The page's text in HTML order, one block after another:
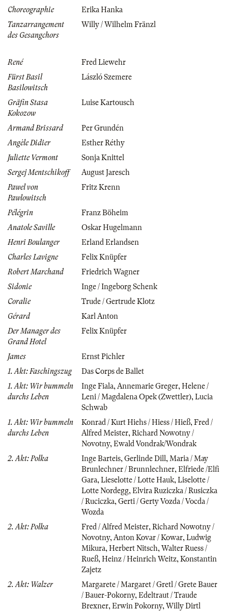
Choreographie
Erika Hanka
Tanzarrangement
des Gesangchors
Willy / Wilhelm Fränzl
René
Fred Liewehr
Fürst Basil
Basilowitsch
László Szemere
Gräfin Stasa
Kokozow
Luise Kartousch
Armand Brissard
Per Grundén
Angèle Didier
Esther Réthy
Juliette Vermont
Sonja Knittel
Sergej Mentschikoff
August Jaresch
Pawel von
Pawlowitsch
Fritz Krenn
Pélégrin
Franz Böheim
Anatole Saville
Oskar Hugelmann
Henri Boulanger
Erland Erlandsen
Charles Lavigne
Felix Knüpfer
Robert Marchand
Friedrich Wagner
Sidonie
Inge / Ingeborg Schenk
Coralie
Trude / Gertrude Klotz
Gérard
Karl Anton
Der Manager des
Grand Hotel
Felix Knüpfer
James
Ernst Pichler
1. Akt: Faschingszug
Das Corps de Ballet
1. Akt: Wir bummeln
durchs Leben
Inge Fiala,Annemarie Greger,Helene /
Leni / Magdalena Opek (Zwettler),Lucia
Schwab
1. Akt: Wir bummeln
durchs Leben
Konrad / Kurt Hiehs / Hiess / Hieß,Fred /
Alfred Meister,Richard Nowotny /
Novotny,Ewald Vondrak/Wondrak
2. Akt: Polka
Inge Barteis,Gerlinde Dill,Maria / May
Brunlechner / Brunnlechner,Elfriede /Elfi
Gara,Lieselotte / Lotte Hauk,Liselotte /
Lotte Nordegg,Elvira Ruziczka / Rusiczka
/ Ruciczka,Gerti / Gerty Vozda / Vocda /
Wozda
2. Akt: Polka
Fred / Alfred Meister,Richard Nowotny /
Novotny,Anton Kovar / Kowar,Ludwig
Mikura,Herbert Nitsch,Walter Ruess /
Rueß,Heinz / Heinrich Weitz,Konstantin
Zajetz
2. Akt: Walzer
Margarete / Margaret / Gretl / Grete Bauer
/ Bauer-Pokorny,Edeltraut / Traude
Brexner,Erwin Pokorny,Willy Dirtl